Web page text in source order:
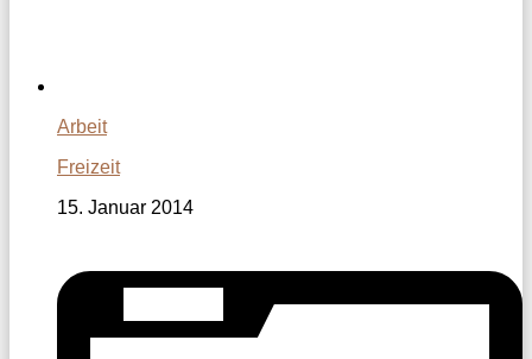
Arbeit
Freizeit
15. Januar 2014